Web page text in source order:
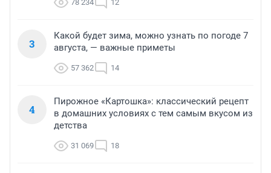
78 234 12
3
Какой будет зима, можно узнать по погоде 7
августа, — важные приметы
57 362 14
4
Пирожное «Картошка»: классический рецепт
в домашних условиях с тем самым вкусом из
детства
31 069 18